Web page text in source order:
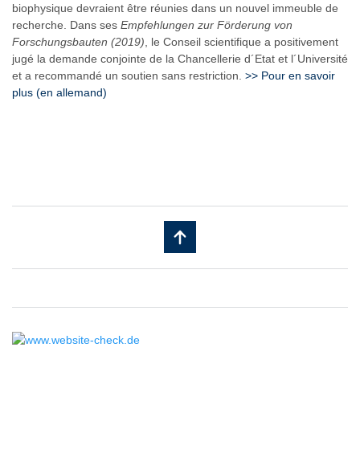
biophysique devraient être réunies dans un nouvel immeuble de
recherche. Dans ses Empfehlungen zur Förderung von
Forschungsbauten (2019) , le Conseil scientifique a positivement
jugé la demande conjointe de la Chancellerie d´Etat et l´Université
et a recommandé un soutien sans restriction. >> Pour en savoir
plus (en allemand)